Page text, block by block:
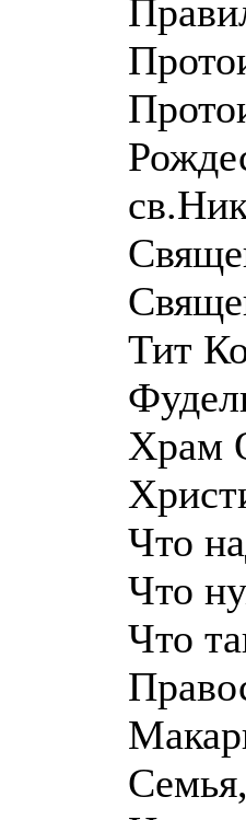
Тит
Храм
Что
Что
Что